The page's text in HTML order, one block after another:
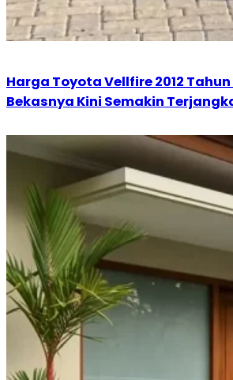
Harga Toyota Vellfire 2012
Bekasnya Kini Semakin